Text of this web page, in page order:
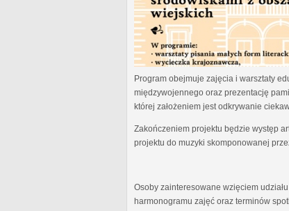
Program obejmuje zajęcia i warsztaty
międzywojennego oraz prezentację
której założeniem jest odkrywanie
Zakończeniem projektu będzie występ
projektu do muzyki skomponowanej
Osoby zainteresowane wzięciem
harmonogramu zajęć oraz terminów